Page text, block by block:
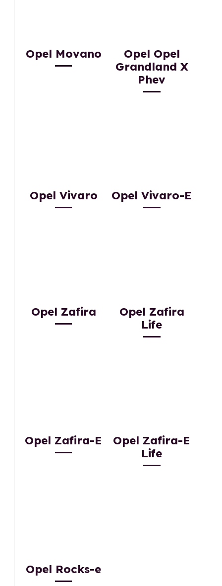
Opel Movano
Opel Opel
Grandland X
Phev
Opel Vivaro Opel Vivaro-E
Opel Zafira
Opel Zafira
Life
Opel Zafira-E
Opel Zafira-E
Life
Opel Rocks-e